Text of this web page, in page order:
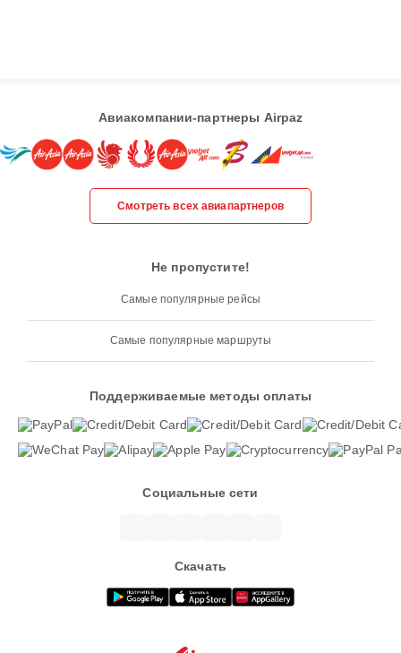
Авиакомпании-партнеры Airpaz
Смотреть всех авиапартнеров
Не пропустите!
Самые популярные рейсы
Самые популярные маршруты
Поддерживаемые методы оплаты
Социальные сети
Скачать